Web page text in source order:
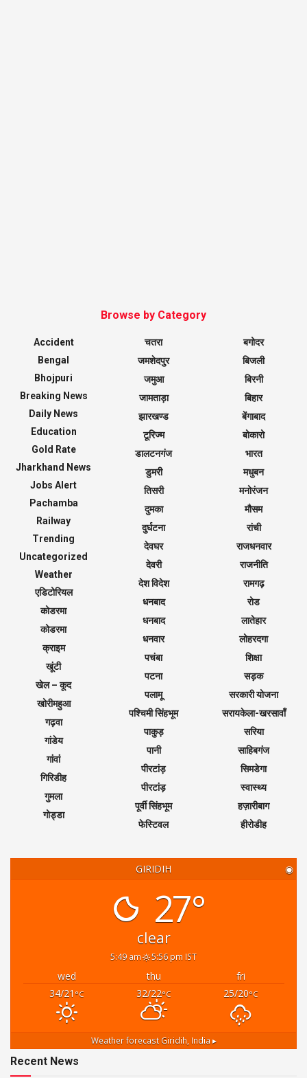
Browse by Category
Accident
Bengal
Bhojpuri
Breaking News
Daily News
Education
Gold Rate
Jharkhand News
Jobs Alert
Pachamba
Railway
Trending
Uncategorized
Weather
एडिटोरियल
कोडरमा
कोडरमा
क्राइम
खूंटी
खेल – कूद
खोरीमहुआ
गढ़वा
गांडेय
गांवां
गिरिडीह
गुमला
गोड्डा
चतरा
जमशेदपुर
जमुआ
जामताड़ा
झारखण्ड
टूरिज्म
डालटनगंज
डुमरी
तिसरी
दुमका
दुर्घटना
देवघर
देवरी
देश विदेश
धनबाद
धनबाद
धनवार
पचंबा
पटना
पलामू
पश्चिमी सिंहभूम
पाकुड़
पानी
पीरटांड़
पीरटांड़
पूर्वी सिंहभूम
फेस्टिवल
बगोदर
बिजली
बिरनी
बिहार
बेंगाबाद
बोकारो
भारत
मधुबन
मनोरंजन
मौसम
रांची
राजधनवार
राजनीति
रामगढ़
रोड
लातेहार
लोहरदगा
शिक्षा
सड़क
सरकारी योजना
सरायकेला-खरसावाँ
सरिया
साहिबगंज
सिमडेगा
स्वास्थ्य
हज़ारीबाग
हीरोडीह
GIRIDIH ◉
27°
clear
5:49 am 5:56 pm IST
wed thu
fri
34/21 °C 32/22°C 25/20°C
Weather forecast Giridih, India ▸
Recent News